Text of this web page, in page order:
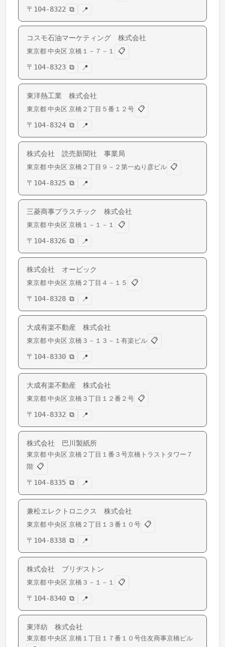
〒 104-8322 ⧉ 📍
コスモ石油マーケティング 株式会社
東京都 中央区 京橋 １－７－１
📋
〒 104-8323 ⧉ 📍
東洋熱工業 株式会社
東京都 中央区 京橋 ２丁目５番１２号 📋
〒 104-8324 ⧉ 📍
株式会社 読売新聞社 事業局
東京都 中央区 京橋 ２丁目９－２第一ぬり彦ビル 📋
〒 104-8325 ⧉ 📍
三菱商事プラスチック 株式会社
東京都 中央区 京橋 １－１－１
📋
〒 104-8326 ⧉ 📍
株式会社 オービック
東京都 中央区 京橋 ２丁目４－１５
📋
〒 104-8328 ⧉ 📍
大成有楽不動産 株式会社
東京都 中央区 京橋 ３－１３－１有楽ビル 📋
〒 104-8330 ⧉ 📍
大成有楽不動産 株式会社
東京都 中央区 京橋 ３丁目１２番２号 📋
〒 104-8332 ⧉ 📍
株式会社 巴川製紙所
東京都 中央区 京橋 ２丁目１番３号京橋トラストタワー７
階 📋
〒 104-8335 ⧉ 📍
兼松エレクトロニクス 株式会社
東京都 中央区 京橋 ２丁目１３番１０号 📋
〒 104-8338 ⧉ 📍
株式会社 ブリヂストン
東京都 中央区 京橋 ３－１－１
📋
〒 104-8340 ⧉ 📍
東洋紡 株式会社
東京都 中央区 京橋 １丁目１７番１０号住友商事京橋ビル